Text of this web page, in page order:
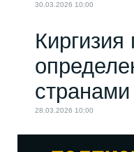
30.03.2026 10:00
странами
28.03.2026 10:00